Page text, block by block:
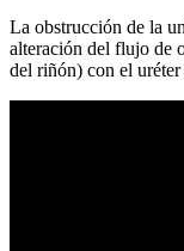
La obstrucción de la
alteración del flujo de
del riñón) con el